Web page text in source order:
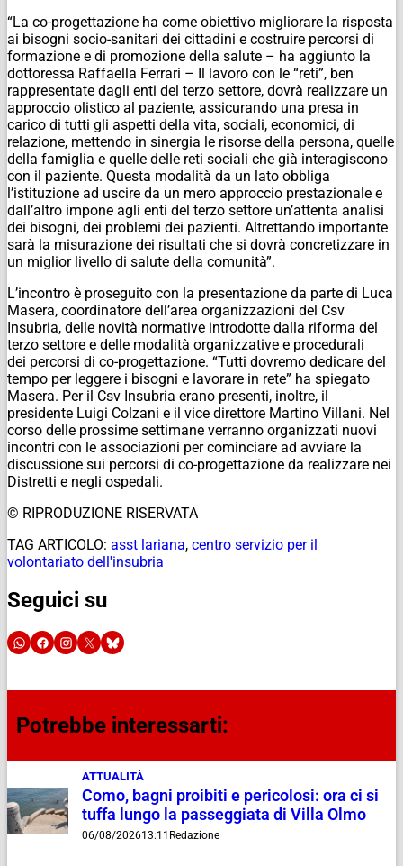
“La co-progettazione ha come obiettivo migliorare la risposta
ai bisogni socio-sanitari dei cittadini e costruire percorsi di
formazione e di promozione della salute – ha aggiunto la
dottoressa Raffaella Ferrari – Il lavoro con le “reti”, ben
rappresentate dagli enti del terzo settore, dovrà realizzare un
approccio olistico al paziente, assicurando una presa in
carico di tutti gli aspetti della vita, sociali, economici, di
relazione, mettendo in sinergia le risorse della persona, quelle
della famiglia e quelle delle reti sociali che già interagiscono
con il paziente. Questa modalità da un lato obbliga
l’istituzione ad uscire da un mero approccio prestazionale e
dall’altro impone agli enti del terzo settore un’attenta analisi
dei bisogni, dei problemi dei pazienti. Altrettando importante
sarà la misurazione dei risultati che si dovrà concretizzare in
un miglior livello di salute della comunità”.
L’incontro è proseguito con la presentazione da parte di Luca
Masera, coordinatore dell’area organizzazioni del Csv
Insubria, delle novità normative introdotte dalla riforma del
terzo settore e delle modalità organizzative e procedurali
dei percorsi di co-progettazione. “Tutti dovremo dedicare del
tempo per leggere i bisogni e lavorare in rete” ha spiegato
Masera. Per il Csv Insubria erano presenti, inoltre, il
presidente Luigi Colzani e il vice direttore Martino Villani. Nel
corso delle prossime settimane verranno organizzati nuovi
incontri con le associazioni per cominciare ad avviare la
discussione sui percorsi di co-progettazione da realizzare nei
Distretti e negli ospedali.
© RIPRODUZIONE RISERVATA
TAG ARTICOLO: asst lariana, centro servizio per il
volontariato dell'insubria
Seguici su
Potrebbe interessarti:
ATTUALITÀ
Como, bagni proibiti e pericolosi: ora ci si
tuffa lungo la passeggiata di Villa Olmo
06/08/202613:11 Redazione